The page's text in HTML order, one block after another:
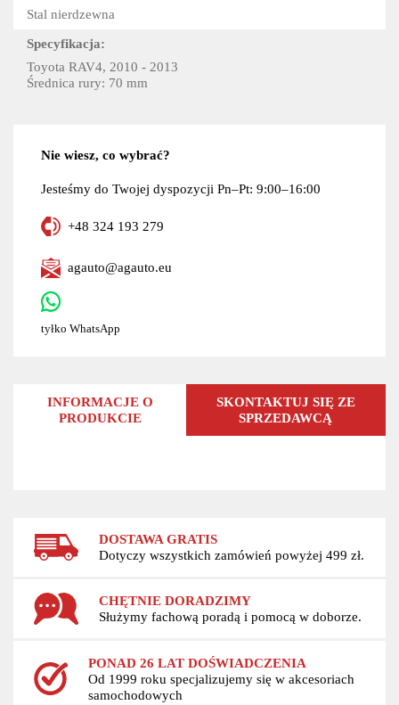
Stal nierdzewna
Specyfikacja:
Toyota RAV4, 2010 - 2013
Średnica rury: 70 mm
Nie wiesz, co wybrać?
Jesteśmy do Twojej dyspozycji Pn–Pt: 9:00–16:00
+48 324 193 279
agauto@agauto.eu
tyłko WhatsApp
INFORMACJE O
PRODUKCIE
SKONTAKTUJ SIĘ ZE
SPRZEDAWCĄ
DOSTAWA GRATIS
Dotyczy wszystkich zamówień powyżej 499 zł.
CHĘTNIE DORADZIMY
Służymy fachową poradą i pomocą w doborze.
PONAD 26 LAT DOŚWIADCZENIA
Od 1999 roku specjalizujemy się w akcesoriach
samochodowych